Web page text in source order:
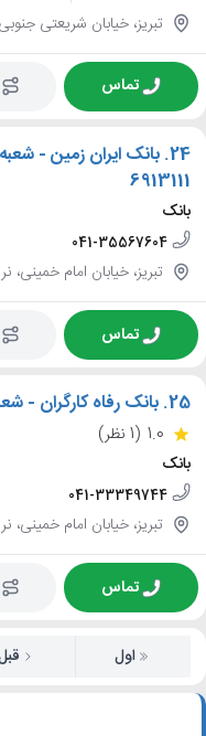
تبریز، خیابان شریعتی
تماس
24. بانک ایران زمین -
6913111
بانک
041-35567604
تبریز، خیابان امام
تماس
25. بانک رفاه کارگران -
1.0 (1 نظر)
بانک
041-33349744
تبریز، خیابان امام
تماس
اول